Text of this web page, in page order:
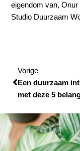
eigendom van,
Studio Duurzaam
Vorige
Vorige
Een duurzaam
met deze 5